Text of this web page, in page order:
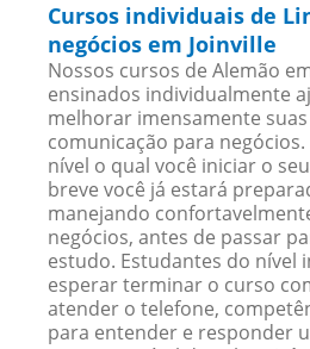
Cursos individuais de
negócios em Joinville
Nossos cursos de Alemão
ensinados individualmente
melhorar imensamente
comunicação para
nível o qual você iniciar o
breve você já estará
manejando
negócios, antes de passar
estudo. Estudantes do nível
esperar terminar o curso
atender o telefone,
para entender e responder